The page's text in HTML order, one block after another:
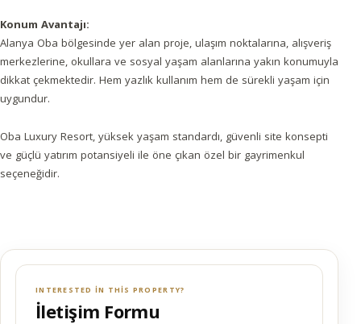
Konum Avantajı:
Alanya Oba bölgesinde yer alan proje, ulaşım noktalarına, alışveriş
merkezlerine, okullara ve sosyal yaşam alanlarına yakın konumuyla
dikkat çekmektedir. Hem yazlık kullanım hem de sürekli yaşam için
uygundur.
Oba Luxury Resort, yüksek yaşam standardı, güvenli site konsepti
ve güçlü yatırım potansiyeli ile öne çıkan özel bir gayrimenkul
seçeneğidir.
INTERESTED IN THIS PROPERTY?
İletişim Formu